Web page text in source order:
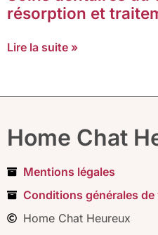
résorption et
Lire la suite »
Home Chat
Mentions légales
Conditions générales de
Home Chat Heureux